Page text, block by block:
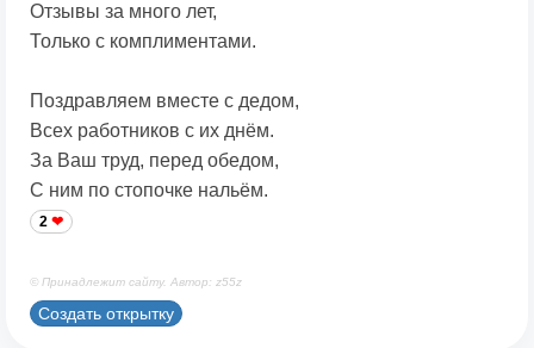
Отзывы за много лет,
Только с комплиментами.
Поздравляем вместе с дедом,
Всех работников с их днём.
За Ваш труд, перед обедом,
С ним по стопочке нальём.
2
© Принадлежит сайту. Автор: z55z
Создать открытку